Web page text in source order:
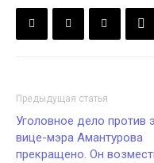
Предыдущая статья
Уголовное дело против
вице-мэра Амантурова
прекращено. Он